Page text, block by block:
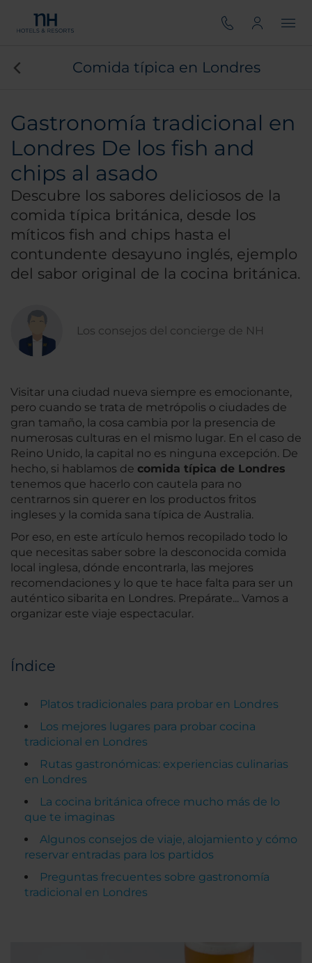
Comida típica en Londres
Gastronomía tradicional en
Londres De los fish and
chips al asado
Descubre los sabores deliciosos de la
comida típica británica, desde los
míticos fish and chips hasta el
contundente desayuno inglés, ejemplo
del sabor original de la cocina británica.
Los consejos del concierge de NH
Visitar una ciudad nueva siempre es emocionante,
pero cuando se trata de metrópolis o ciudades de
gran tamaño, la cosa cambia por la presencia de
numerosas culturas en el mismo lugar. En el caso de
Reino Unido, la capital no es ninguna excepción. De
hecho, si hablamos de comida típica de Londres
tenemos que hacerlo con cautela para no
centrarnos sin querer en los productos fritos
ingleses y la comida sana típica de Australia.
Por eso, en este artículo hemos recopilado todo lo
que necesitas saber sobre la desconocida comida
local inglesa, dónde encontrarla, las mejores
recomendaciones y lo que te hace falta para ser un
auténtico sibarita en Londres. Prepárate... Vamos a
organizar este viaje espectacular.
Índice
Platos tradicionales para probar en Londres
Los mejores lugares para probar cocina
tradicional en Londres
Rutas gastronómicas: experiencias culinarias
en Londres
La cocina británica ofrece mucho más de lo
que te imaginas
Algunos consejos de viaje, alojamiento y cómo
reservar entradas para los partidos
Preguntas frecuentes sobre gastronomía
tradicional en Londres